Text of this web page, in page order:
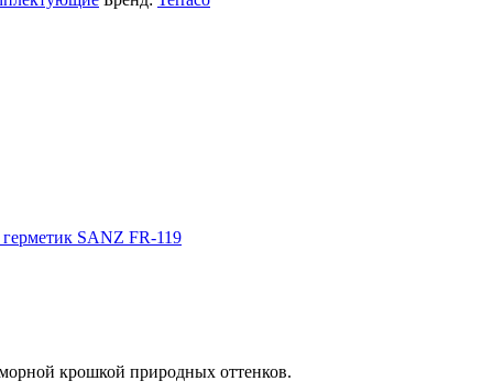
SANZ FR-119
крошкой природных оттенков.